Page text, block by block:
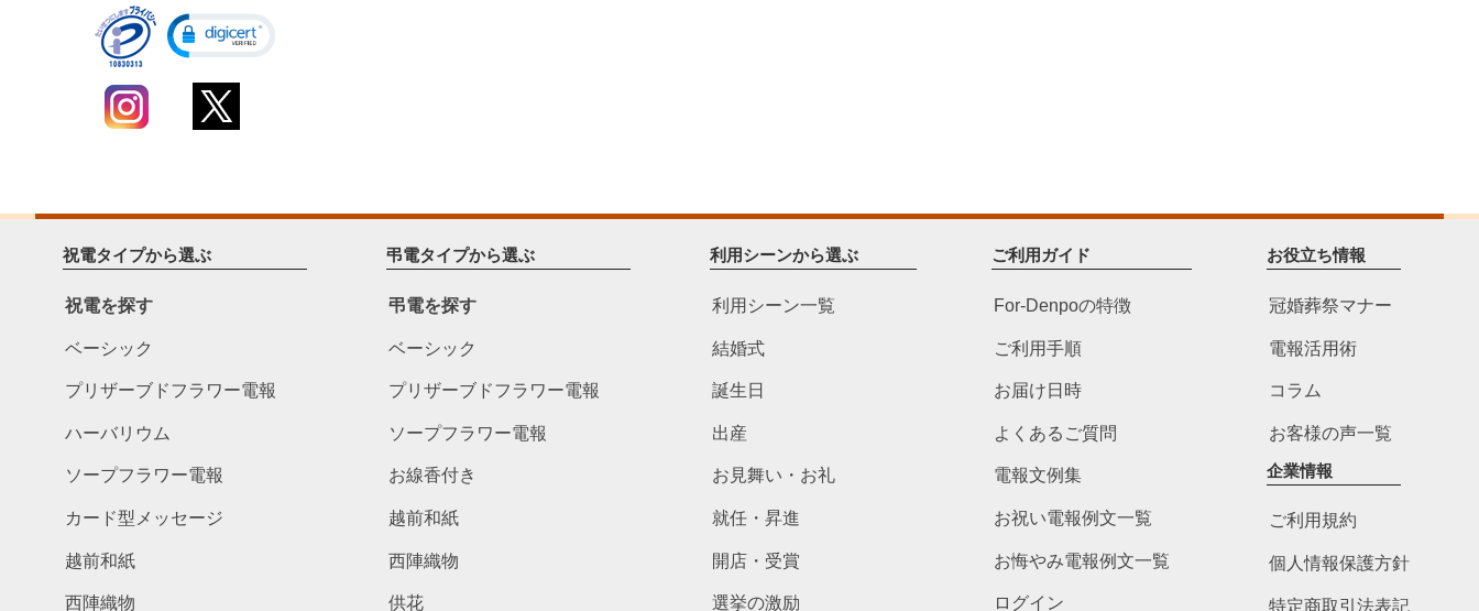
祝電タイプから選ぶ
祝電を探す
ベーシック
プリザーブドフラワー電報
ハーバリウム
ソープフラワー電報
カード型メッセージ
越前和紙
西陣織物
弔電タイプから選ぶ
弔電を探す
ベーシック
プリザーブドフラワー電報
ソープフラワー電報
お線香付き
越前和紙
西陣織物
供花
利用シーンから選ぶ
利用シーン一覧
結婚式
誕生日
出産
お見舞い・お礼
就任・昇進
開店・受賞
選挙の激励
ご利用ガイド
For-Denpoの特徴
ご利用手順
お届け日時
よくあるご質問
電報文例集
お祝い電報例文一覧
お悔やみ電報例文一覧
ログイン
お役立ち情報
冠婚葬祭マナー
電報活用術
コラム
お客様の声一覧
企業情報
ご利用規約
個人情報保護方針
特定商取引法表記